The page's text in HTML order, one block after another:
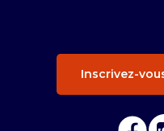
Inscrivez-